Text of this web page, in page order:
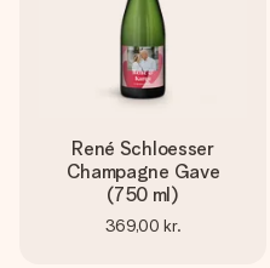
René Schloesser
Champagne Gave
(750 ml)
369,00 kr.